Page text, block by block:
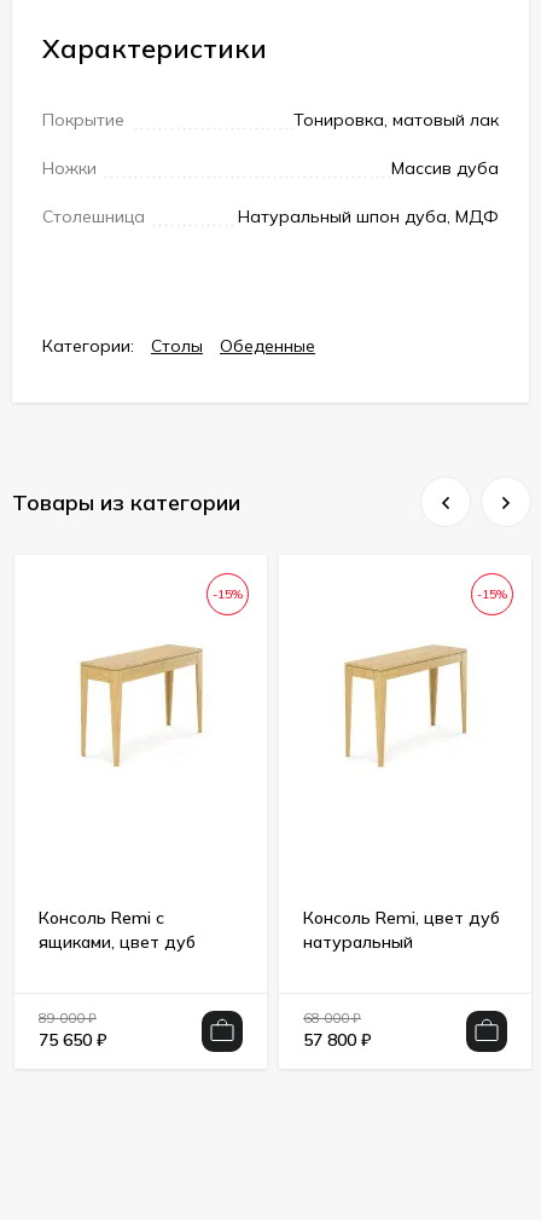
Характеристики
Покрытие Тонировка, матовый лак
Ножки Массив дуба
Столешница Натуральный шпон дуба, МДФ
Категории: Столы Обеденные
Товары из категории
-15%
Консоль Remi с
ящиками, цвет дуб
89 000₽
75 650 ₽
-15%
Консоль Remi, цвет дуб
натуральный
68 000₽
57 800 ₽